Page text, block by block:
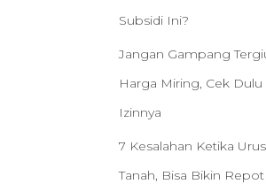
Subsidi Ini?
Jangan Gampang
Harga Miring, Cek Dulu
Izinnya
7 Kesalahan Ketika
Tanah, Bisa Bikin